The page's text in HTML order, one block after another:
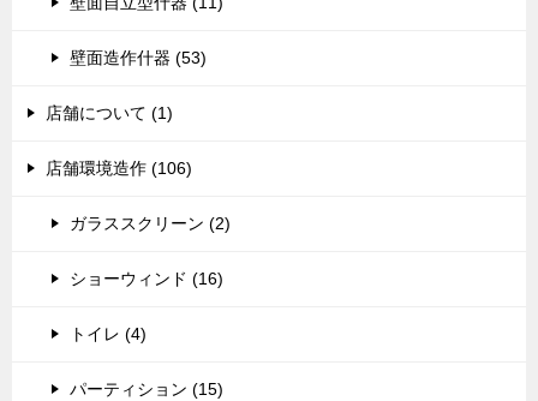
壁面造作什器 (53)
店舗について (1)
店舗環境造作 (106)
ガラススクリーン (2)
ショーウィンド (16)
トイレ (4)
パーティション (15)